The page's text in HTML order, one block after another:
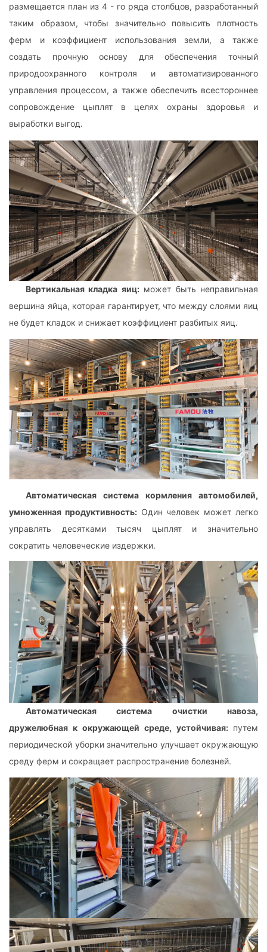
размещается план из 4 - го ряда столбцов, разработанный
таким образом, чтобы значительно повысить плотность
ферм и коэффициент использования земли, а также
создать прочную основу для обеспечения точный
природоохранного контроля и автоматизированного
управления процессом, а также обеспечить всестороннее
сопровождение цыплят в целях охраны здоровья и
выработки выгод.
Вертикальная кладка яиц:может быть неправильная
вершина яйца, которая гарантирует, что между слоями яиц
не будет кладок и снижает коэффициент разбитых яиц.
Автоматическая система кормления автомобилей,
умноженная продуктивность:Один человек может легко
управлять десятками тысяч цыплят и значительно
сократить человеческие издержки.
Автоматическая система очистки навоза,
дружелюбная к окружающей среде, устойчивая: путем
периодической уборки значительно улучшает окружающую
среду ферм и сокращает распространение болезней.